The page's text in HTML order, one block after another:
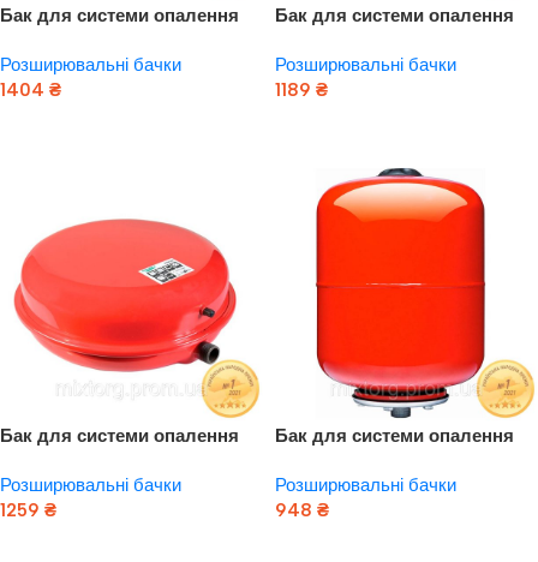
Бак для системи опалення
(779134)
Розширювальні бачки
1404 ₴
Бак для системи опалення
(779131)
Розширювальні бачки
1189 ₴
Бак для системи опалення
(779132)
Розширювальні бачки
1259 ₴
Бак для системи опалення
12л AQUATICA (779163)
Розширювальні бачки
948 ₴